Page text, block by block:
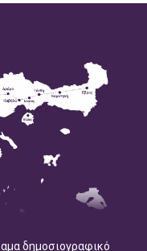
δημοσιογραφικό